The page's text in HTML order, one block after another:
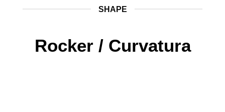
SHAPE
Rocker / Curvatura